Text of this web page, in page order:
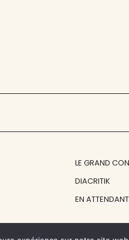
LE GRAND
DIACRITIK
EN